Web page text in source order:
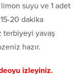
limon suyu ve 1 adet
15-20 dakika
terbiyeyi yavaş
hazır.
izleyiniz.